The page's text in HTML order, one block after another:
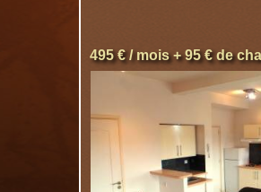
495 € / mois + 95 € de